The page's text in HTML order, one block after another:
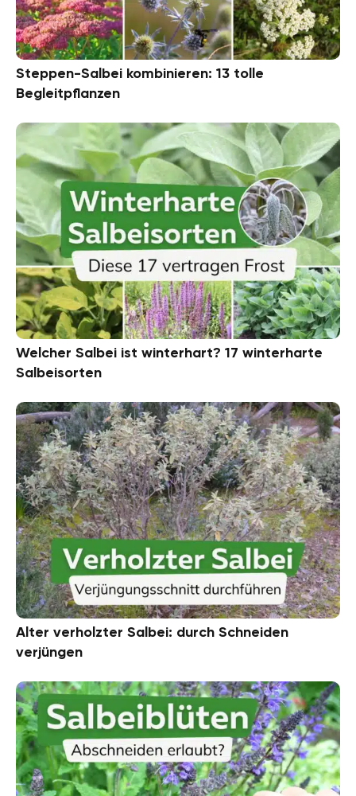
Steppen-Salbei kombinieren: 13 tolle
Begleitpflanzen
Welcher Salbei ist winterhart? 17 winterharte
Salbeisorten
Alter verholzter Salbei: durch Schneiden
verjüngen